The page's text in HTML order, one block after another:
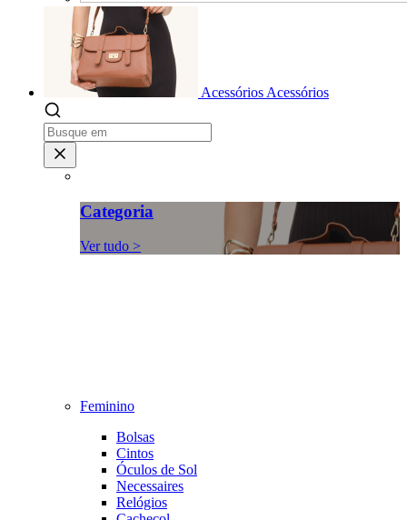
Acessórios Acessórios
Categoria
Ver tudo >
Feminino
Bolsas
Cintos
Óculos de Sol
Necessaires
Relógios